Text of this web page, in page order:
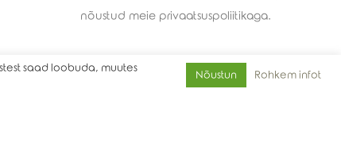
nõustud meie privaatsuspoliitikaga.
saad loobuda, muutes
Nõustun Rohkem infot